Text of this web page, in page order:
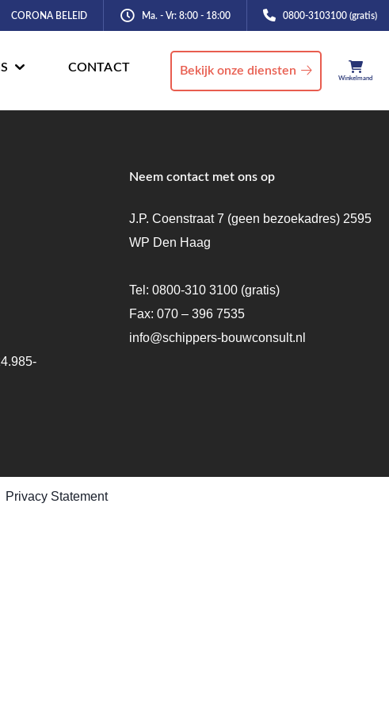
CORONA BELEID Ma. - Vr: 8:00 - 18:00 0800-3103100 (gratis)
CONTACT
Winkelmand
Bekijk onze diensten
Neem contact met ons op
J.P. Coenstraat 7 (geen bezoekadres) 2595
WP Den Haag
Tel: 0800-310 3100(gratis)
Fax: 070 – 396 7535
info@schippers-bouwconsult.nl
Privacy Statement